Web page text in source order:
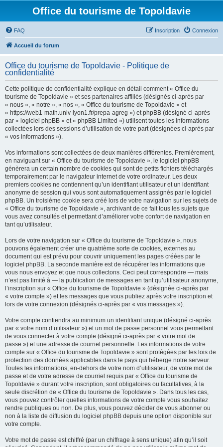
Office du tourisme de Topoldavie
FAQ Connexion
Inscription
Accueil du forum
Office du tourisme de Topoldavie - Politique de
confidentialité
Cette politique de confidentialité explique en détail comment « Office du
tourisme de Topoldavie » et ses partenaires affiliés (désignés ci-après par
« nous », « notre », « nos », « Office du tourisme de Topoldavie » et
« https://web1-math.univ-lyon1.fr/prepa-agreg ») et phpBB (désigné ci-après
par « logiciel phpBB » et « phpBB Limited ») utilisent toutes les informations
collectées lors des sessions d’utilisation de votre part (désignées ci-après par
« vos informations »).
Vos informations sont collectées de deux manières différentes. Premièrement,
en naviguant sur « Office du tourisme de Topoldavie », le logiciel phpBB
génèrera un certain nombre de cookies qui sont de petits fichiers téléchargés
temporairement par le navigateur internet de votre ordinateur. Les deux
premiers cookies ne contiennent qu’un identifiant utilisateur et un identifiant
anonyme de session qui vous sont automatiquement assignés par le logiciel
phpBB. Un troisième cookie sera créé lors de votre navigation sur les sujets de
« Office du tourisme de Topoldavie », archivant de ce fait tous les sujets que
vous avez consultés et permettant d’améliorer votre confort de navigation en
tant qu’utilisateur.
Lors de votre navigation sur « Office du tourisme de Topoldavie », nous
pouvons également créer une quatrième sorte de cookies, externes au
document qui est prévu pour couvrir uniquement les pages créées par le
logiciel phpBB. La seconde manière est de récupérer les informations que
vous nous envoyez et que nous collectons. Ceci peut correspondre — mais
n’est pas limité à — la publication de messages en tant qu’utilisateur anonyme,
l’inscription sur « Office du tourisme de Topoldavie » (désignée ci-après par
« votre compte ») et les messages que vous publiez après votre inscription et
lors de votre connexion (désignés ci-après par « vos messages »).
Votre compte contiendra au minimum un identifiant unique (désigné ci-après
par « votre nom d’utilisateur ») et un mot de passe personnel vous permettant
de vous connecter à votre compte (désigné ci-après par « votre mot de
passe ») et une adresse de courriel personnelle. Les informations de votre
compte sur « Office du tourisme de Topoldavie » sont protégées par les lois de
protection des données applicables dans le pays qui héberge notre serveur.
Toutes les informations, en-dehors de votre nom d’utilisateur, de votre mot de
passe et de votre adresse de courriel requis par « Office du tourisme de
Topoldavie » durant votre inscription, sont obligatoires ou facultatives, à la
seule discrétion de « Office du tourisme de Topoldavie ». Dans tous les cas,
vous pouvez contrôler quelles informations de votre compte vous souhaitez
rendre publiques ou non. De plus, vous pouvez décider de vous abonner ou
non à la liste de diffusion du logiciel phpBB depuis une option disponible sur
votre compte.
Votre mot de passe est chiffré (par un chiffrage à sens unique) afin qu’il soit